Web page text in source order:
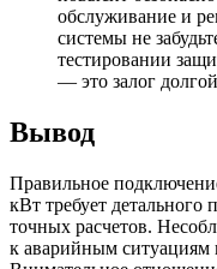
обслуживание и
системы не
тестировании
— это залог
Вывод
Правильное
кВт требует детального
точных расчетов.
к аварийным ситуациям